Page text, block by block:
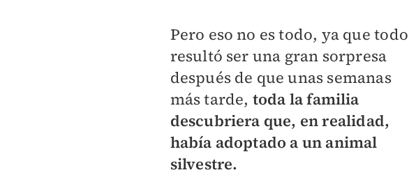
Pero eso no es todo, ya que todo
resultó ser una gran sorpresa
después de que unas semanas
más tarde, toda la familia
descubriera que, en realidad,
había adoptado a un animal
silvestre.